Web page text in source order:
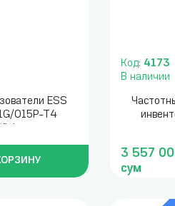
ESS
015P-T4
Код: 4173
В наличии
3 557
сум